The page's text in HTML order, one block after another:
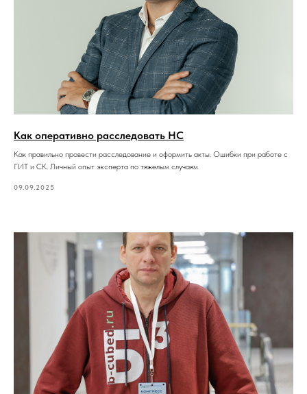
Как оперативно расследовать НС
Как правильно провести расследование и оформить акты. Ошибки при работе с
ГИТ и СК. Личный опыт эксперта по тяжелым случаям
09.09.2025